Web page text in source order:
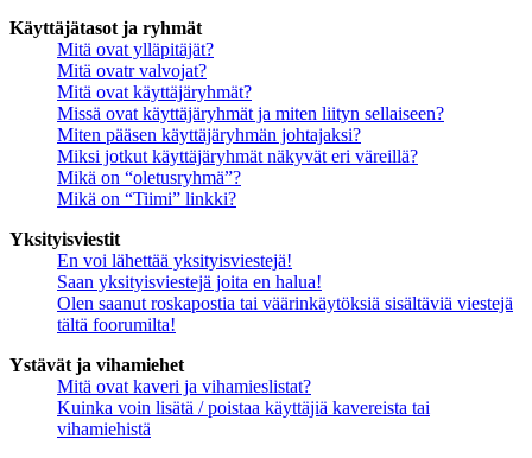
Käyttäjätasot ja ryhmät
Mitä ovat ylläpitäjät?
Mitä ovatr valvojat?
Mitä ovat käyttäjäryhmät?
Missä ovat käyttäjäryhmät ja miten liityn sellaiseen?
Miten pääsen käyttäjäryhmän johtajaksi?
Miksi jotkut käyttäjäryhmät näkyvät eri väreillä?
Mikä on “oletusryhmä”?
Mikä on “Tiimi” linkki?
Yksityisviestit
En voi lähettää yksityisviestejä!
Saan yksityisviestejä joita en halua!
Olen saanut roskapostia tai väärinkäytöksiä sisältäviä viestejä
tältä foorumilta!
Ystävät ja vihamiehet
Mitä ovat kaveri ja vihamieslistat?
Kuinka voin lisätä / poistaa käyttäjiä kavereista tai
vihamiehistä